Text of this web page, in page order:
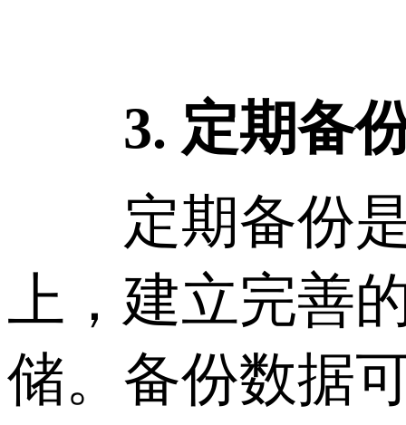
3. 定期备
定期备份是
上，建立完善
储。备份数据